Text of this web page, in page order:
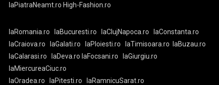
laPiatraNeamt.ro High-Fashion.ro
laRomania.ro laBucuresti.ro laClujNapoca.ro
laConstanta.ro
laCraiova.ro
laGalati.ro laPloiesti.ro laTimisoara.ro
laBuzau.ro
laCalarasi.ro
laDeva.ro laFocsani.ro
laGiurgiu.ro
laMiercureaCiuc.ro
laOradea.ro
laPitesti.ro
laRamnicuSarat.ro